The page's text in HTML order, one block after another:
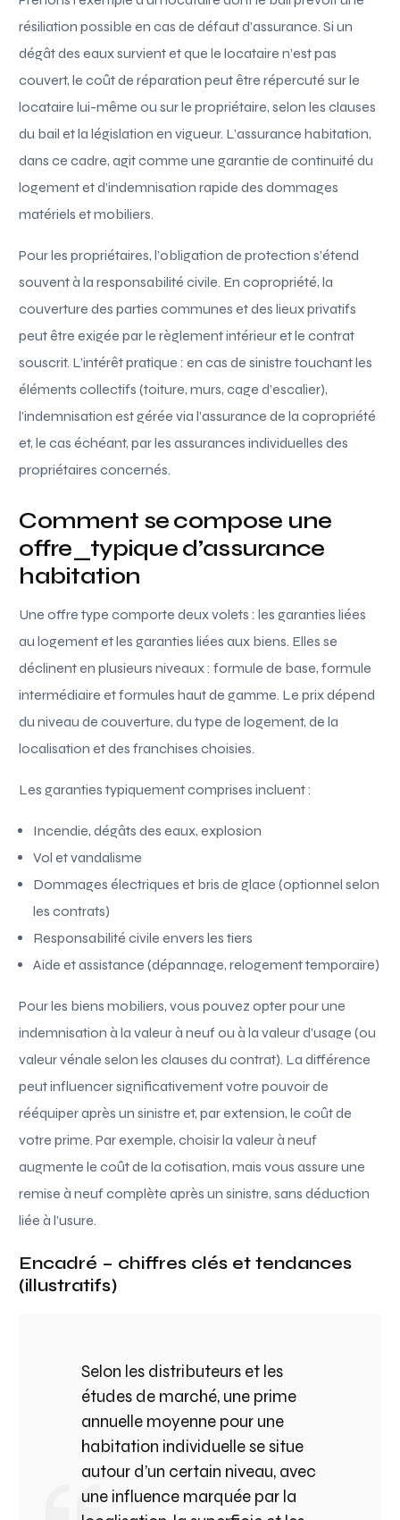
résiliation possible en cas de défaut d’assurance. Si un
dégât des eaux survient et que le locataire n’est pas
couvert, le coût de réparation peut être répercuté sur le
locataire lui-même ou sur le propriétaire, selon les clauses
du bail et la législation en vigueur. L’assurance habitation,
dans ce cadre, agit comme une garantie de continuité du
logement et d’indemnisation rapide des dommages
matériels et mobiliers.
Pour les propriétaires, l’obligation de protection s’étend
souvent à la responsabilité civile. En copropriété, la
couverture des parties communes et des lieux privatifs
peut être exigée par le règlement intérieur et le contrat
souscrit. L’intérêt pratique : en cas de sinistre touchant les
éléments collectifs (toiture, murs, cage d’escalier),
l’indemnisation est gérée via l’assurance de la copropriété
et, le cas échéant, par les assurances individuelles des
propriétaires concernés.
Comment se compose une
offre_typique d’assurance
habitation
Une offre type comporte deux volets : les garanties liées
au logement et les garanties liées aux biens. Elles se
déclinent en plusieurs niveaux : formule de base, formule
intermédiaire et formules haut de gamme. Le prix dépend
du niveau de couverture, du type de logement, de la
localisation et des franchises choisies.
Les garanties typiquement comprises incluent :
Incendie, dégâts des eaux, explosion
Vol et vandalisme
Dommages électriques et bris de glace (optionnel selon
les contrats)
Responsabilité civile envers les tiers
Aide et assistance (dépannage, relogement temporaire)
Pour les biens mobiliers, vous pouvez opter pour une
indemnisation à la valeur à neuf ou à la valeur d’usage (ou
valeur vénale selon les clauses du contrat). La différence
peut influencer significativement votre pouvoir de
rééquiper après un sinistre et, par extension, le coût de
votre prime. Par exemple, choisir la valeur à neuf
augmente le coût de la cotisation, mais vous assure une
remise à neuf complète après un sinistre, sans déduction
liée à l’usure.
Encadré – chiffres clés et tendances
(illustratifs)
Selon les distributeurs et les
études de marché, une prime
annuelle moyenne pour une
habitation individuelle se situe
autour d’un certain niveau, avec
une influence marquée par la